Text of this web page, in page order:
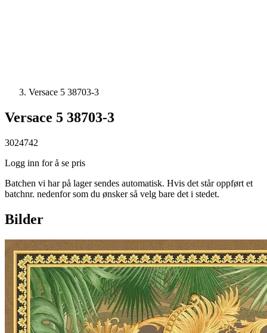
Versace 5 38703-3
Versace 5 38703-3
3024742
Logg inn for å se pris
Batchen vi har på lager sendes automatisk. Hvis det står oppført et
batchnr. nedenfor som du ønsker så velg bare det i stedet.
Bilder